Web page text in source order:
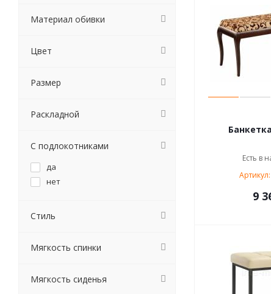
Есть в
9
Материал обивки
Цвет
Размер
Раскладной
С подлокотниками
да
нет
Стиль
Мягкость спинки
Мягкость сиденья